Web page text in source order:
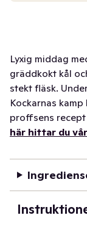
Lyxig middag
gräddkokt kål
stekt fläsk.
Kockarnas
proffsens
här hittar du